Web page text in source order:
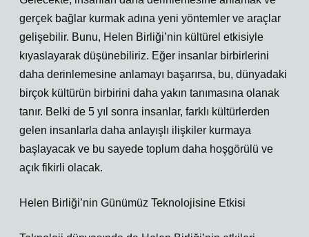
gerçek bağlar kurmak adına yeni yöntemler ve araçlar
gelişebilir. Bunu, Helen Birliği’nin kültürel etkisiyle
kıyaslayarak düşünebiliriz. Eğer insanlar birbirlerini
daha derinlemesine anlamayı başarırsa, bu, dünyadaki
birçok kültürün birbirini daha yakın tanımasına olanak
tanır. Belki de 5 yıl sonra insanlar, farklı kültürlerden
gelen insanlarla daha anlayışlı ilişkiler kurmaya
başlayacak ve bu sayede toplum daha hoşgörülü ve
açık fikirli olacak.
Helen Birliği’nin Günümüz Teknolojisine Etkisi